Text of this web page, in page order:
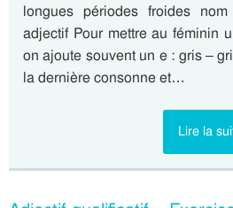
longues périodes froides
adjectif Pour mettre au féminin
on ajoute souvent un e : gris –
la dernière consonne et…
Lire la